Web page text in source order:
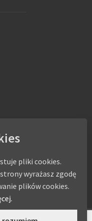
pliki cookies.
wyrażasz zgodę
plików cookies.